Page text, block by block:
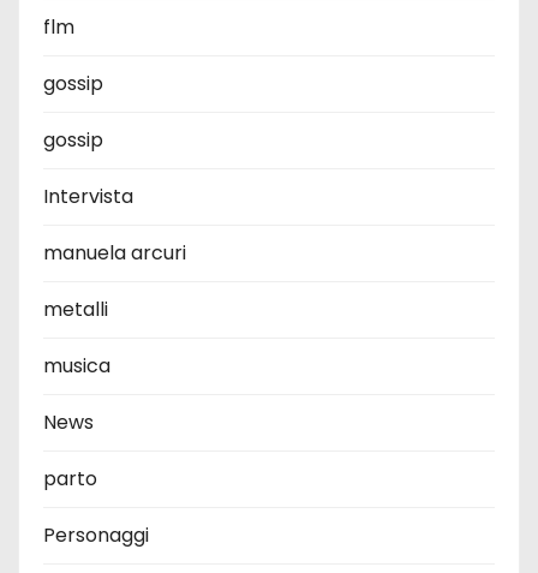
flm
gossip
gossip
Intervista
manuela arcuri
metalli
musica
News
parto
Personaggi